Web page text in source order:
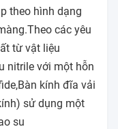
theo hình dạng
các yêu
từ vật liệu
nitrile với một hỗn
kính đĩa vải
sử dụng một
su